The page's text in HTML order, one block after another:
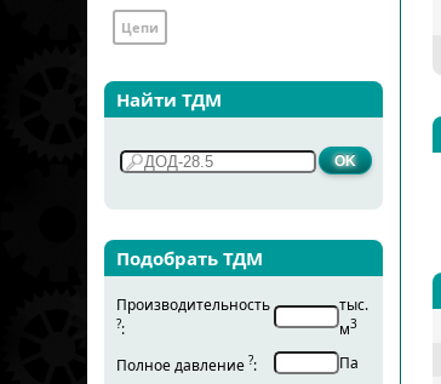
Цепи
Найти ТДМ
Подобрать ТДМ
Производительность
?:
тыс.
м3
Полное давление ?:
Па